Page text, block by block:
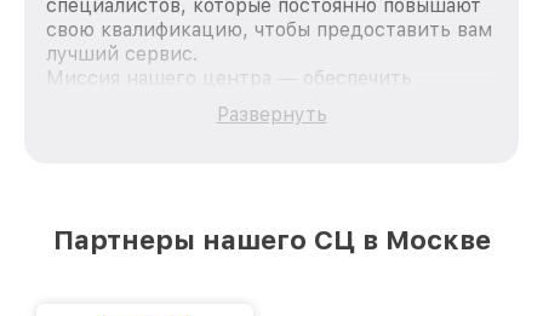
специалистов, которые постоянно повышают
свою квалификацию, чтобы предоставить вам
лучший сервис.
Миссия нашего центра — обеспечить
качественный и доступный ремонт для
каждого пользователя продукции Leupold, вне
лучшим сервисным центром Leupold в городе
Развернуть
Партнеры нашего СЦ в Москве